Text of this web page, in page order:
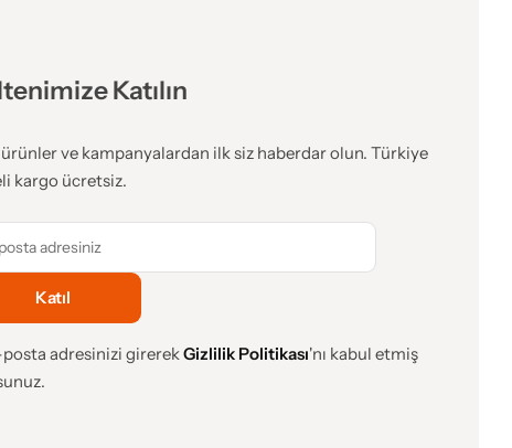
Katılın
ve kampanyalardan ilk siz haberdar olun. Türkiye
kargo ücretsiz.
adresinizi girerekGizlilik Politikası'nı kabul etmiş